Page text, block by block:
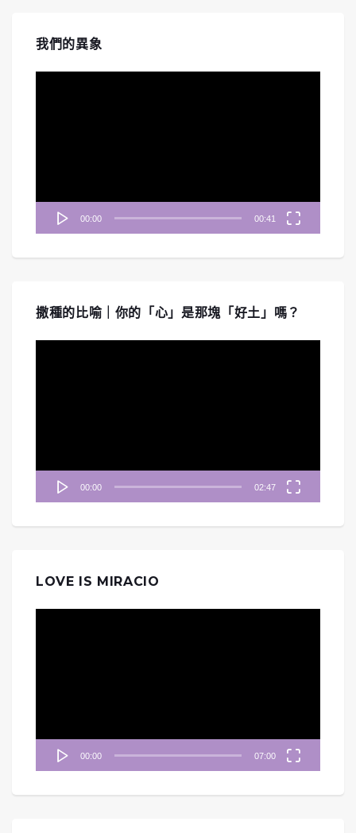
我們的異象
00:00 00:41
撒種的比喻｜你的「心」是那塊「好土」嗎？
00:00 02:47
LOVE IS MIRACIO
00:00 07:00